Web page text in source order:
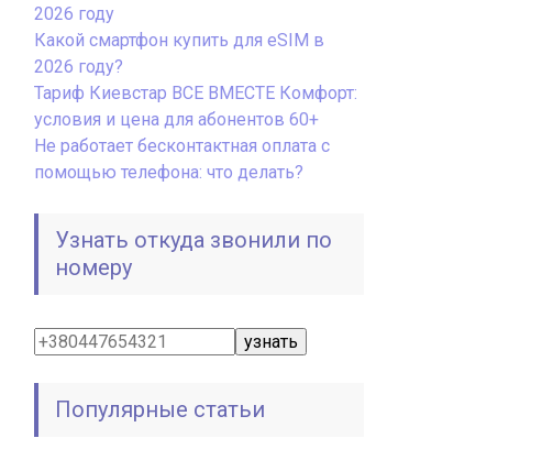
2026 году
Какой смартфон купить для eSIM в
2026 году?
Тариф Киевстар ВСЕ ВМЕСТЕ Комфорт:
условия и цена для абонентов 60+
Не работает бесконтактная оплата с
помощью телефона: что делать?
Узнать откуда звонили по
номеру
Популярные статьи